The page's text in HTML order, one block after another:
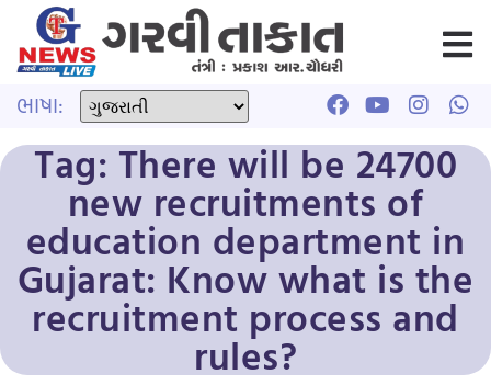
ભાષા:
Tag: There will be 24700
new recruitments of
education department in
Gujarat: Know what is the
recruitment process and
rules?